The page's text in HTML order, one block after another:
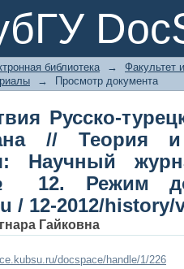
Русско-
общественного
12. Режим
vartanyan.pdf
библиотека → Факультет
→ Просмотр документа
Русско-
// Теория и
Научный
12. Режим
/ 12-2012/history/
Гайковна
docspace/handle/1/226